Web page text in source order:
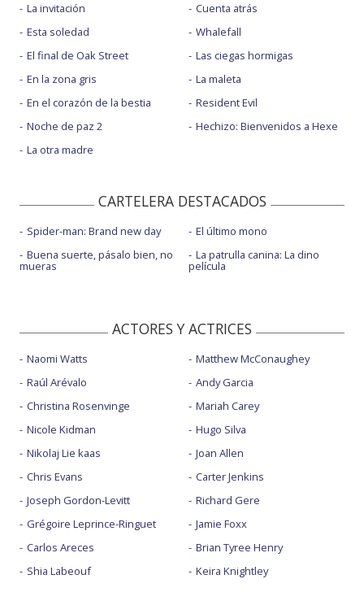
La invitación
Esta soledad
El final de Oak Street
En la zona gris
En el corazón de la bestia
Noche de paz 2
La otra madre
Cuenta atrás
Whalefall
Las ciegas hormigas
La maleta
Resident Evil
Hechizo: Bienvenidos a Hexe
CARTELERA DESTACADOS
Spider-man: Brand new day
Buena suerte, pásalo bien, no
mueras
El último mono
La patrulla canina: La dino
película
ACTORES Y ACTRICES
Naomi Watts
Raúl Arévalo
Christina Rosenvinge
Nicole Kidman
Nikolaj Lie kaas
Chris Evans
Joseph Gordon-Levitt
Grégoire Leprince-Ringuet
Carlos Areces
Shia Labeouf
Matthew McConaughey
Andy Garcia
Mariah Carey
Hugo Silva
Joan Allen
Carter Jenkins
Richard Gere
Jamie Foxx
Brian Tyree Henry
Keira Knightley